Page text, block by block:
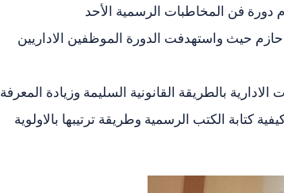
دورة فن المخاطبات الرسمية الأحد
حيث واستهدفت الدورة الموظفين الاداريين
بالطريقة القانونية السليمة وزيادة المعرفة
كتابة الكتب الرسمية وطريقة ترتيبها بالاولوية